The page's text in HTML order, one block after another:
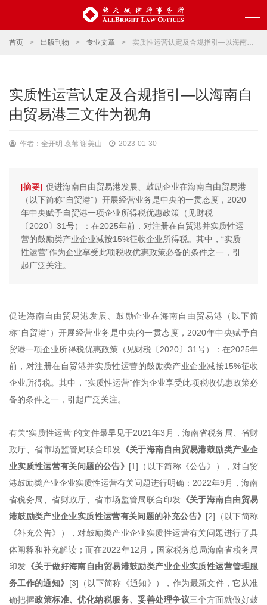
首页 > 出版刊物 > 专业文章 > 实质性运营认定及合规指引—以海南自由贸易港三文件为视角
实质性运营认定及合规指引—以海南自
由贸易港三文件为视角
作者：全开明 袁苇 谢美山 2023-01-30
[摘要] 促进海南自由贸易港发展、鼓励企业在海南自由贸易港
（以下简称“自贸港”）开展经营业务是中央的一贯态度，2020
年中央赋予自贸港一项企业所得税优惠政策（见财税
〔2020〕31号）：在2025年前，对注册在自贸港并实质性运
营的鼓励类产业企业减按15%征收企业所得税。其中，“实质
性运营”作为企业享受此项税收优惠政策必备的条件之一，引
起广泛关注。
促进海南自由贸易港发展、鼓励企业在海南自由贸易港（以下简
称“自贸港”）开展经营业务是中央的一贯态度，2020年中央赋予自
贸港一项企业所得税优惠政策（见财税〔2020〕31号）：在2025年
前，对注册在自贸港并实质性运营的鼓励类产业企业减按15%征收
企业所得税。其中，“实质性运营”作为企业享受此项税收优惠政策必
备的条件之一，引起广泛关注。
有关“实质性运营”的文件最早见于2021年3月，海南省税务局、省财
政厅、省市场监管局联合印发 《关于海南自由贸易港鼓励类产业企
业实质性运营有关问题的公告》 [1]（以下简称《公告》），对自贸
港鼓励类产业企业实质性运营有关问题进行明确；2022年9月，海南
省税务局、省财政厅、省市场监管局联合印发 《关于海南自由贸易
港鼓励类产业企业实质性运营有关问题的补充公告》 [2]（以下简称
《补充公告》），对鼓励类产业企业实质性运营有关问题进行了具
体阐释和补充解读；而在2022年12月，国家税务总局海南省税务局
印发 《关于做好海南自由贸易港鼓励类产业企业实质性运营管理服
务工作的通知》 [3]（以下简称《通知》），作为最新文件，它从准
确把握政策标准、优化纳税服务、妥善处理争议三个方面就做好鼓